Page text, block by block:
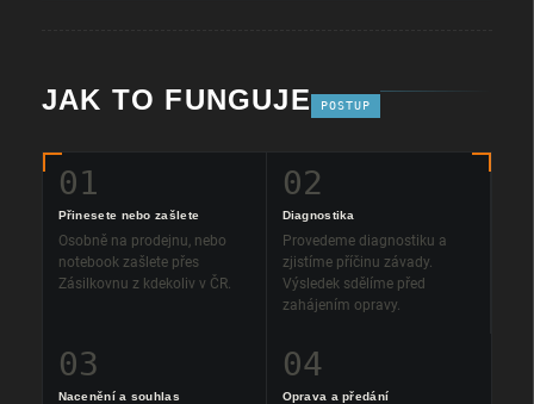
JAK TO FUNGUJE POSTUP
01
Přinesete nebo zašlete
Osobně na prodejnu, nebo
notebook zašlete přes
Zásilkovnu z kdekoliv v ČR.
02
Diagnostika
Provedeme diagnostiku a
zjistíme příčinu závady.
Výsledek sdělíme před
zahájením opravy.
03
Nacenění a souhlas
04
Oprava a předání